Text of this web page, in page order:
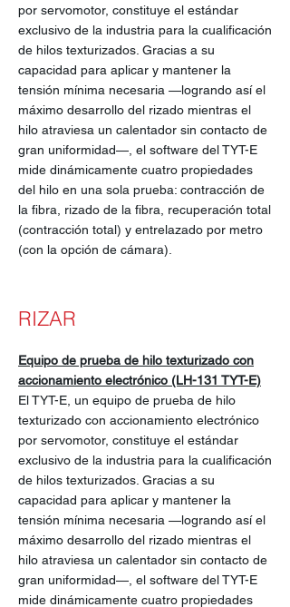
por servomotor, constituye el estándar
exclusivo de la industria para la cualificación
de hilos texturizados. Gracias a su
capacidad para aplicar y mantener la
tensión mínima necesaria —logrando así el
máximo desarrollo del rizado mientras el
hilo atraviesa un calentador sin contacto de
gran uniformidad—, el software del TYT-E
mide dinámicamente cuatro propiedades
del hilo en una sola prueba: contracción de
la fibra, rizado de la fibra, recuperación total
(contracción total) y entrelazado por metro
(con la opción de cámara).
RIZAR
Equipo de prueba de hilo texturizado con
accionamiento electrónico (LH-131 TYT-E)
El TYT-E, un equipo de prueba de hilo
texturizado con accionamiento electrónico
por servomotor, constituye el estándar
exclusivo de la industria para la cualificación
de hilos texturizados. Gracias a su
capacidad para aplicar y mantener la
tensión mínima necesaria —logrando así el
máximo desarrollo del rizado mientras el
hilo atraviesa un calentador sin contacto de
gran uniformidad—, el software del TYT-E
mide dinámicamente cuatro propiedades